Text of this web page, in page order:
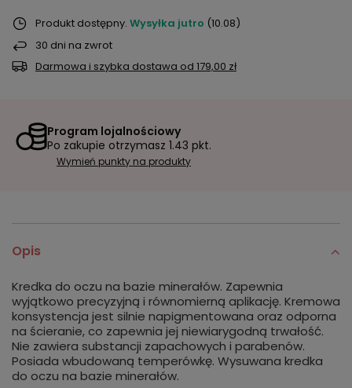
Produkt dostępny Wysyłka jutro (10.08)
30 dni na zwrot
Darmowa i szybka dostawa od 179,00 zł
Program lojalnościowy
Po zakupie otrzymasz 1.43 pkt.
Wymień punkty na produkty
Opis
Kredka do oczu na bazie minerałów. Zapewnia
wyjątkowo precyzyjną i równomierną aplikację. Kremowa
konsystencja jest silnie napigmentowana oraz odporna
na ścieranie, co zapewnia jej niewiarygodną trwałość.
Nie zawiera substancji zapachowych i parabenów.
Posiada wbudowaną temperówkę. Wysuwana kredka
do oczu na bazie minerałów.